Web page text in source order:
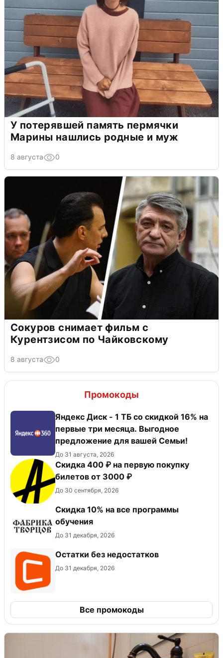
У потерявшей память пермячки
Марины нашлись родные и муж
8 августа 0
Сокуров снимает фильм с
Курентзисом по Чайковскому
8 августа 0
Промокоды
Яндекс Диск - 1 ТБ со скидкой 16% на
первые три месяца. Выгодное
предложение для вашей Семьи!
До 31 августа, 2026
Скидка 400 ₽ на первую покупку
билетов от 3000 ₽
До 30 сентября, 2026
Скидка 10% на все программы
обучения
До 31 декабря, 2026
Остатки без недостатков
До 31 декабря, 2026
Все промокоды